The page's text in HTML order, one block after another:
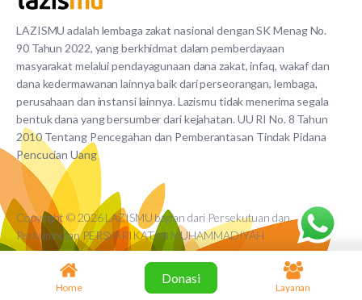
LAZISMU adalah lembaga zakat nasional dengan SK Menag No.
90 Tahun 2022, yang berkhidmat dalam pemberdayaan
masyarakat melalui pendayagunaan dana zakat, infaq, wakaf dan
dana kedermawanan lainnya baik dari perseorangan, lembaga,
perusahaan dan instansi lainnya. Lazismu tidak menerima segala
bentuk dana yang bersumber dari kejahatan. UU RI No. 8 Tahun
2010 Tentang Pencegahan dan Pemberantasan Tindak Pidana
Pencucian Uang
Copyright © 2026 LAZISMU bagian dari Persekutuan dan
Perkumpulan PERSYARIKATAN MUHAMMADIYAH
Home
Donasi
Layanan